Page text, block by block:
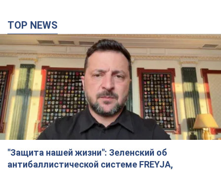
TOP NEWS
"Защита нашей жизни": Зеленский об
антибаллистической системе FREYJA,